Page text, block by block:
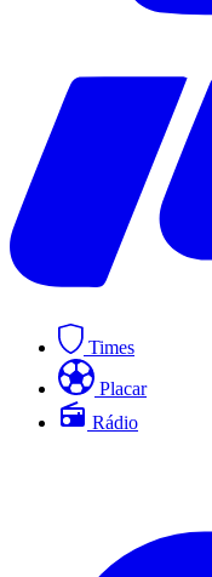
Times
Placar
Rádio